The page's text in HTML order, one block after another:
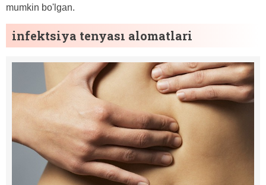
mumkin bo'lgan.
infektsiya tenyası alomatlari